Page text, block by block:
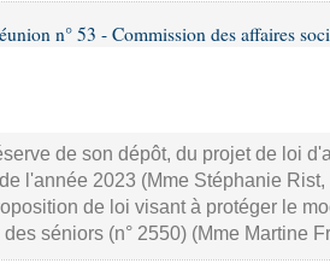
n° 53 - Commission des affaires
de son dépôt, du projet de loi
l'année 2023 (Mme Stéphanie
de loi visant à protéger le
séniors (n° 2550) (Mme Martine